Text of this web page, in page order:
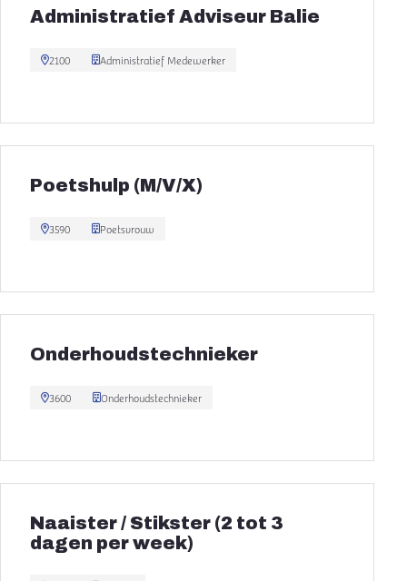
Administratief Adviseur Balie
2100 Administratief Medewerker
Poetshulp (M/V/X)
3590 Poetsvrouw
Onderhoudstechnieker
3600 Onderhoudstechnieker
Naaister / Stikster (2 tot 3
dagen per week)